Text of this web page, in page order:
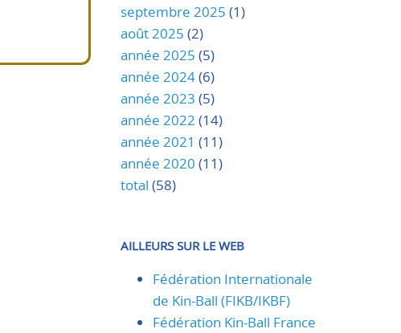
septembre 2025 (1)
août 2025 (2)
année 2025 (5)
année 2024(6)
année 2023 (5)
année 2022 (14)
année 2021 (11)
année 2020 (11)
total (58)
AILLEURS SUR LE WEB
Fédération Internationale
de Kin-Ball (FIKB/IKBF)
Fédération Kin-Ball France